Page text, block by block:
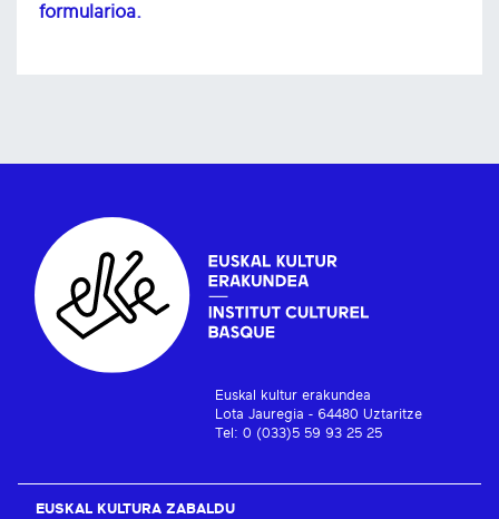
formularioa.
Euskal kultur erakundea
Lota Jauregia - 64480 Uztaritze
Tel: 0 (033)5 59 93 25 25
EUSKAL KULTURA ZABALDU